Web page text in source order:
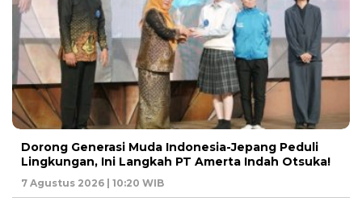
Dorong Generasi Muda Indonesia-Jepang Peduli
Lingkungan, Ini Langkah PT Amerta Indah Otsuka!
7 Agustus 2026 | 10:20 WIB